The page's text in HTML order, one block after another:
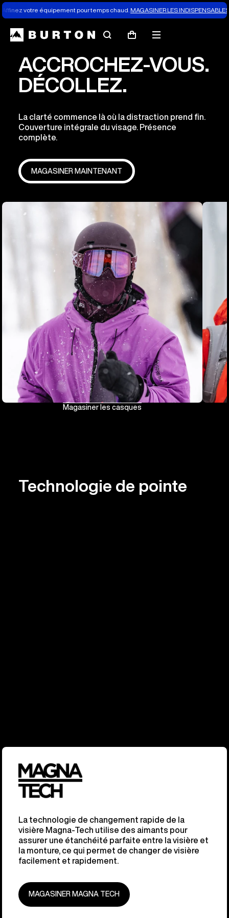
Affinez votre équipement pour temps chaud. MAGASINER LES
Rechercher
PanierMenu
ACCROCHEZ-VOUS.
DÉCOLLEZ.
La clarté commence là où la distraction prend fin.
Couverture intégrale du visage. Présence
complète.
MAGASINER MAINTENANT
Magasiner les casques
Technologie de pointe
La technologie de changement rapide de la
visière Magna-Tech utilise des aimants pour
assurer une étanchéité parfaite entre la visière et
la monture, ce qui permet de changer de visière
facilement et rapidement.
MAGASINER MAGNA TECH